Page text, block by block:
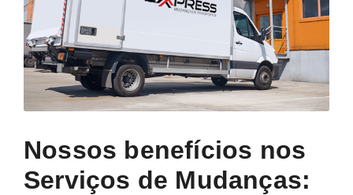
Nossos benefícios nos
Serviços de Mudanças: